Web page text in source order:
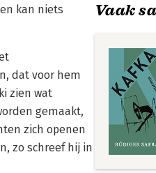
kan niets
dat voor hem
zien wat
gemaakt,
zich openen
zo schreef hij in
Vaak